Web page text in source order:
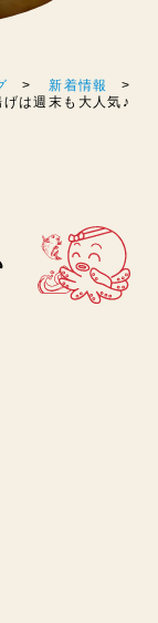
新着情報
は週末も大人気♪